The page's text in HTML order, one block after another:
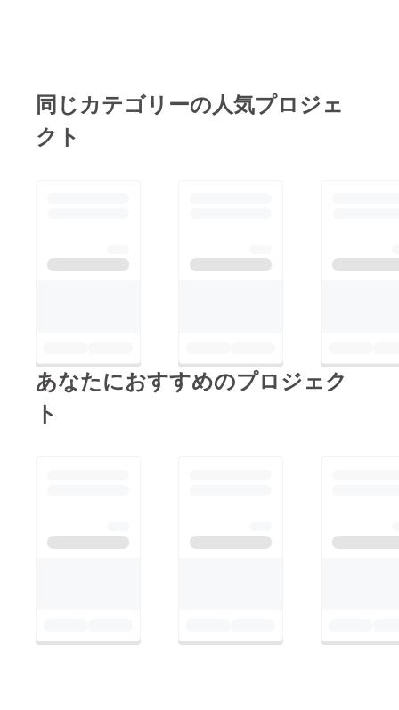
シャツ発送済3月21日
トレーナー発送済現在
しておりますが、前後
いただきます。もうし
ばらく楽しみにお待ち
同じカテゴリーの人気プロジェ
クト
あなたにおすすめのプロジェク
ト